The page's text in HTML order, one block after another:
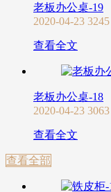
老板办公桌-19
2020-04-23 3245
查看全文
老板办公桌-18
2020-04-23 3063
查看全文
查看全部